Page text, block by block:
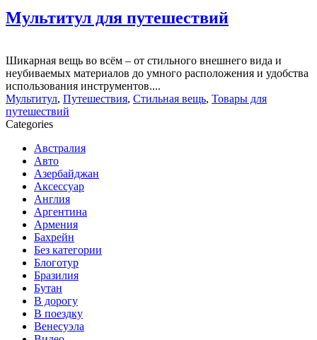
Мультитул для путешествий
Шикарная вещь во всём – от стильного внешнего вида и
неубиваемых материалов до умного расположения и удобства
использования инструментов....
Мультитул, Путешествия, Стильная вещь, Товары для
путешествий
Categories
Австралия
Авто
Азербайджан
Аксессуар
Англия
Аргентина
Армения
Бахрейн
Без категории
Блоготур
Бразилия
Бутан
В дорогу
В поездку
Венесуэла